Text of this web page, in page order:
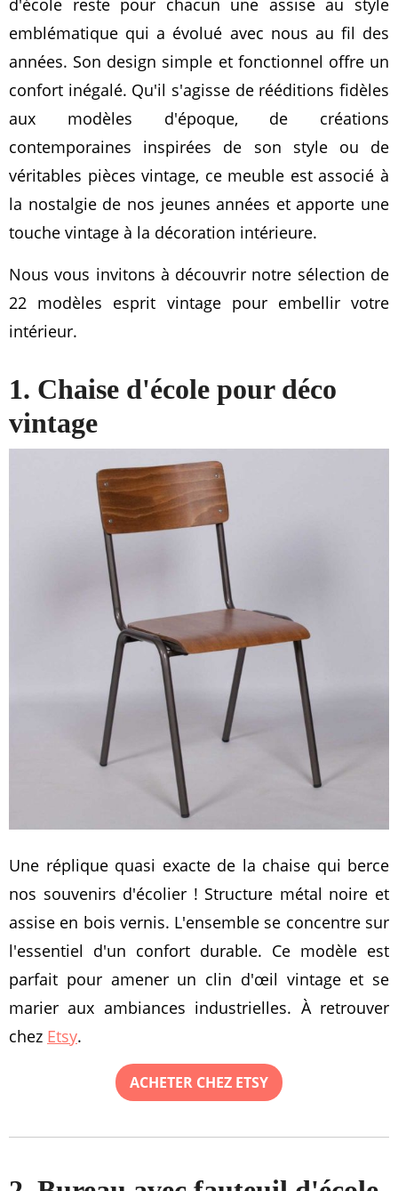
d'école reste pour chacun une assise au style
emblématique qui a évolué avec nous au fil des
années. Son design simple et fonctionnel offre un
confort inégalé. Qu'il s'agisse de rééditions fidèles
aux modèles d'époque, de créations
contemporaines inspirées de son style ou de
véritables pièces vintage, ce meuble est associé à
la nostalgie de nos jeunes années et apporte une
touche vintage à la décoration intérieure.
Nous vous invitons à découvrir notre sélection de
22 modèles esprit vintage pour embellir votre
intérieur.
1. Chaise d'école pour déco
vintage
Une réplique quasi exacte de la chaise qui berce
nos souvenirs d'écolier ! Structure métal noire et
assise en bois vernis. L'ensemble se concentre sur
l'essentiel d'un confort durable. Ce modèle est
parfait pour amener un clin d'œil vintage et se
marier aux ambiances industrielles. À retrouver
chez Etsy.
ACHETER CHEZ ETSY